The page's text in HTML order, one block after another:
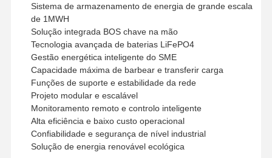
Lâmpadas de decoração
Sistema de energia renovável
Sistema de gerenciamento de energia residencial
Sistema residencial das energias solares
sistema de energia solar comercial
sistema de energia solar industrial
Sistema de armazenamento de energia de grande escala
de 1MWH
Solução integrada BOS chave na mão
Tecnologia avançada de baterias LiFePO4
Gestão energética inteligente do SME
Capacidade máxima de barbear e transferir carga
Funções de suporte e estabilidade da rede
Projeto modular e escalável
Monitoramento remoto e controlo inteligente
Alta eficiência e baixo custo operacional
Confiabilidade e segurança de nível industrial
Solução de energia renovável ecológica